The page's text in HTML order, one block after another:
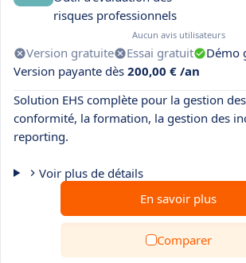
risques professionnels
Aucun avis utilisateurs
Version gratuite Essai gratuit
Démo
Version payante dès 200,00 € /an
Solution EHS complète pour la gestion
conformité, la formation, la gestion des
reporting.
Voir plus de détails
En savoir plus
Comparer